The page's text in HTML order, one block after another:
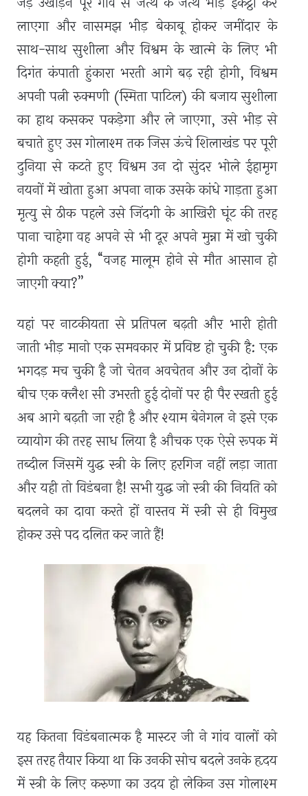
लाएगा और नासमझ भीड़ बेकाबू होकर जमींदार के
साथ-साथ सुशीला और विश्वम के खात्मे के लिए भी
दिगंत कंपाती हुंकारा भरती आगे बढ़ रही होगी, विश्वम
अपनी पत्नी रुक्मणी (स्मिता पाटिल) की बजाय सुशीला
का हाथ कसकर पकड़ेगा और ले जाएगा, उसे भीड़ से
बचाते हुए उस गोलाश्म तक जिस ऊंचे शिलाखंड पर पूरी
दुनिया से कटते हुए विश्वम उन दो सुंदर भोले ईहामृग
नयनों में खोता हुआ अपना नाक उसके कांधे गाड़ता हुआ
मृत्यु से ठीक पहले उसे जिंदगी के आखिरी घूंट की तरह
पाना चाहेगा वह अपने से भी दूर अपने मुन्ना में खो चुकी
होगी कहती हुई, “वजह मालूम होने से मौत आसान हो
जाएगी क्या?”
यहां पर नाटकीयता से प्रतिपल बढ़ती और भारी होती
जाती भीड़ मानो एक समवकार में प्रविष्ट हो चुकी है: एक
भगदड़ मच चुकी है जो चेतन अवचेतन और उन दोनों के
बीच एक क्लैश सी उभरती हुई दोनों पर ही पैर रखती हुई
अब आगे बढ़ती जा रही है और श्याम बेनेगल ने इसे एक
व्यायोग की तरह साध लिया है औचक एक ऐसे रूपक में
तब्दील जिसमें युद्ध स्त्री के लिए हरगिज नहीं लड़ा जाता
और यही तो विडंबना है! सभी युद्ध जो स्त्री की नियति को
बदलने का दावा करते हों वास्तव में स्त्री से ही विमुख
होकर उसे पद दलित कर जाते हैं!
यह कितना विडंबनात्मक है मास्टर जी ने गांव वालों को
इस तरह तैयार किया था कि उनकी सोच बदले उनके हृदय
में स्त्री के लिए करुणा का उदय हो लेकिन उस गोलाश्म